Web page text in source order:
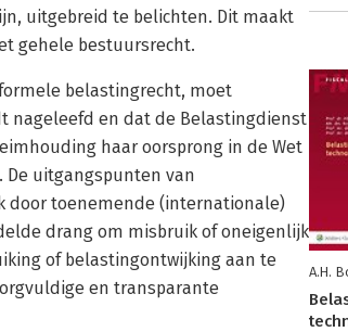
uitgebreid te belichten. Dit maakt
gehele bestuursrecht.
belastingrecht, moet
nageleefd en dat de Belastingdienst
haar oorsprong in de Wet
De uitgangspunten van
door toenemende (internationale)
drang om misbruik of oneigenlijk
of belastingontwijking aan te
en transparante
A.H.